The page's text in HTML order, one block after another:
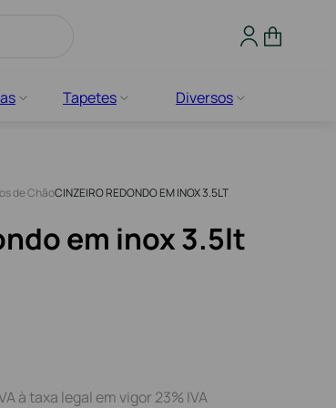
Tapetes Diversos
de ChãoCINZEIRO REDONDO EM INOX 3.5LT
em inox 3.5lt
à taxa legal em vigor 23% IVA